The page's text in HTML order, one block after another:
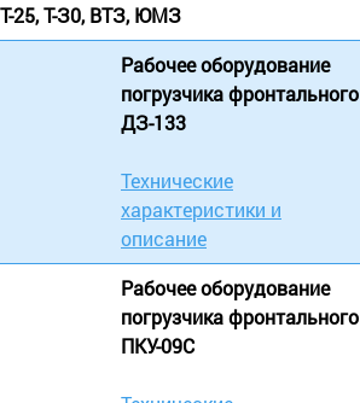
Т-25, Т-З0, ВТЗ, ЮМЗ
Рабочее оборудование
погрузчика фронтального
ДЗ-133
Технические
характеристики и
описание
Рабочее оборудование
погрузчика фронтального
ПКУ-09С